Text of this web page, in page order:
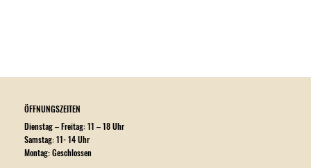
ÖFFNUNGSZEITEN
Dienstag – Freitag: 11 – 18 Uhr
Samstag: 11- 14 Uhr
Montag: Geschlossen